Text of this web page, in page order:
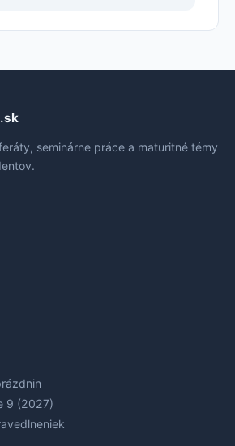
seminárne práce a maturitné témy
9 (2027)